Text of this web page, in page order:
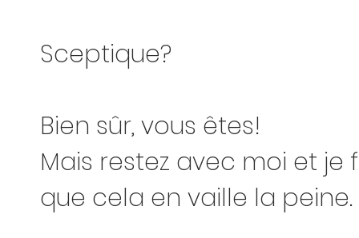
Sceptique?
Bien sûr, vous êtes!
Mais restez avec moi et je
que cela en vaille la peine.